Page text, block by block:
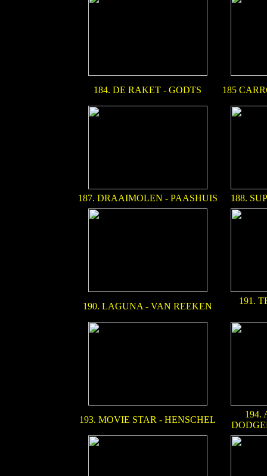
184. DE RAKET - GODTS 185
187. DRAAIMOLEN - PAASHUIS 188.
190. LAGUNA - VAN REEKEN
191.
193. MOVIE STAR - HENSCHEL
194.